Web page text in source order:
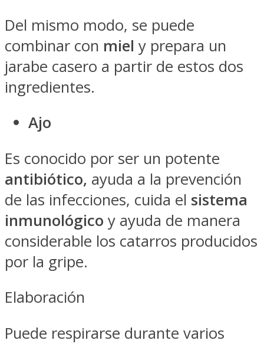
Del mismo modo, se puede
combinar con miel y prepara un
jarabe casero a partir de estos dos
ingredientes.
Ajo
Es conocido por ser un potente
antibiótico, ayuda a la prevención
de las infecciones, cuida el sistema
inmunológico y ayuda de manera
considerable los catarros producidos
por la gripe.
Elaboración
Puede respirarse durante varios